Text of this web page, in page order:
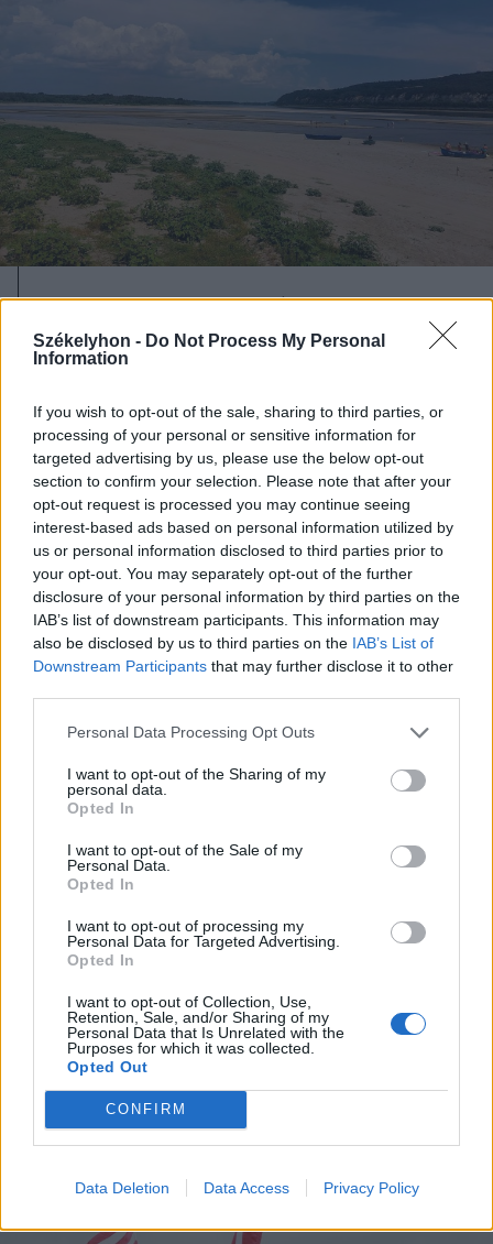
Székelyhon - Do Not Process My Personal
Information
If you wish to opt-out of the sale, sharing to third parties, or
processing of your personal or sensitive information for
targeted advertising by us, please use the below opt-out
section to confirm your selection. Please note that after your
opt-out request is processed you may continue seeing
interest-based ads based on personal information utilized by
us or personal information disclosed to third parties prior to
your opt-out. You may separately opt-out of the further
disclosure of your personal information by third parties on the
IAB’s list of downstream participants. This information may
also be disclosed by us to third parties on the IAB’s List of
Downstream Participants that may further disclose it to other
Personal Data Processing Opt Outs
I want to opt-out of the Sharing of my
personal data.
Opted In
I want to opt-out of the Sale of my
Personal Data.
Opted In
I want to opt-out of processing my
Personal Data for Targeted Advertising.
Opted In
I want to opt-out of Collection, Use,
Retention, Sale, and/or Sharing of my
Personal Data that Is Unrelated with the
Purposes for which it was collected.
Opted Out
CONFIRM
Data Deletion Data Access Privacy Policy
2026. augusztus 06., csütörtök
Bolojan szerint négy éve a
közlekedési minisztériumnál van
egy projekt, ami a Duna
vízhozamának növelését segítené
elő
2026. augusztus 06., csütörtök
robotasszisztált urológiai műtétet
Csíkszeredában